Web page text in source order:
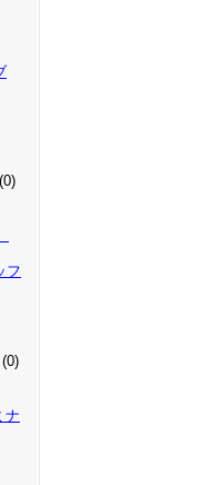
(0)
フ
(0)
ナ